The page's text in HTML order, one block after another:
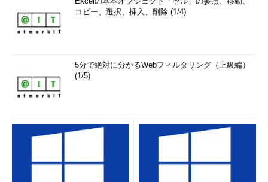
ってもよい。ともかく相互に関係なく並列に動作できるようにデ
ータ構造を工夫する必要がある。また、複雑に連携をとるような
ないとならない。
クラウド型のコンピューティングシステムは、Googleが先べ
ところ応用分野はWeb世界ばかりに見える。多分、Intelはそれ
を、デスクトップからモバイル、組み込みに至る処理の隅々にま
マイクロコンピュータにしたごとく、現在のクラウドのデータセ
コピー、選択、挿入、削除 (1/4)
5分で絶対に分かるWebフィルタリング（上級編）
(1/5)